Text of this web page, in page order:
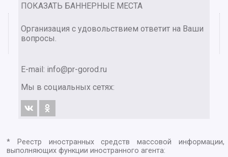
ПОКАЗАТЬ БАННЕРНЫЕ МЕСТА
Организация с удовольствием ответит на Ваши
вопросы.
E-mail: info@pr-gorod.ru
Мы в социальных сетях:
* Реестр иностранных средств массовой информации,
выполняющих функции иностранного агента: